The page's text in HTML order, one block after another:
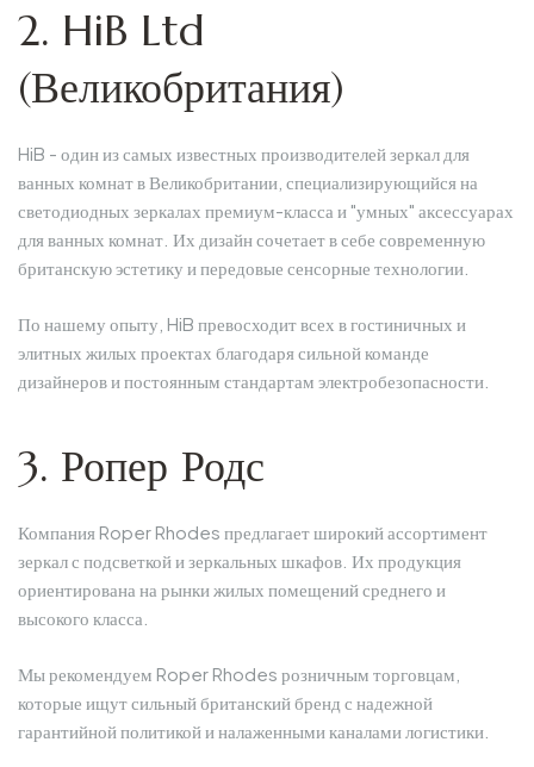
2. HiB Ltd
(Великобритания)
HiB - один из самых известных производителей зеркал для
ванных комнат в Великобритании, специализирующийся на
светодиодных зеркалах премиум-класса и "умных" аксессуарах
для ванных комнат. Их дизайн сочетает в себе современную
британскую эстетику и передовые сенсорные технологии.
По нашему опыту, HiB превосходит всех в гостиничных и
элитных жилых проектах благодаря сильной команде
дизайнеров и постоянным стандартам электробезопасности.
3. Ропер Родс
Компания Roper Rhodes предлагает широкий ассортимент
зеркал с подсветкой и зеркальных шкафов. Их продукция
ориентирована на рынки жилых помещений среднего и
высокого класса.
Мы рекомендуем Roper Rhodes розничным торговцам,
которые ищут сильный британский бренд с надежной
гарантийной политикой и налаженными каналами логистики.